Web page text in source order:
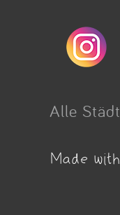
Alle
Made